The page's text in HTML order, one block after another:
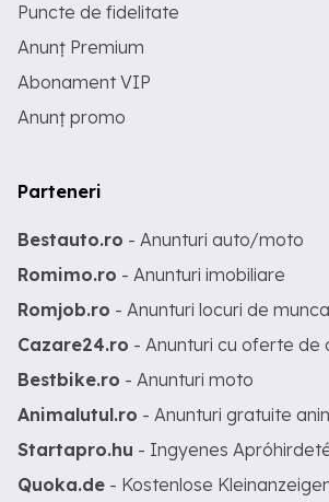
Puncte de fidelitate
Anunț Premium
Abonament VIP
Anunț promo
Parteneri
Bestauto.ro - Anunturi auto/moto
Romimo.ro - Anunturi imobiliare
Romjob.ro - Anunturi locuri de munca
Cazare24.ro - Anunturi cu oferte de
Bestbike.ro - Anunturi moto
Animalutul.ro - Anunturi gratuite
Startapro.hu - Ingyenes
Quoka.de - Kostenlose